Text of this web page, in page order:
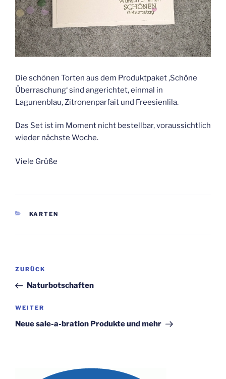
Die schönen Torten aus dem Produktpaket ‚Schöne
Überraschung‘ sind angerichtet, einmal in
Lagunenblau, Zitronenparfait und Freesienlila.
Das Set ist im Moment nicht bestellbar, voraussichtlich
wieder nächste Woche.
Viele Grüße
KATEGORIEN
KARTEN
Beitragsnavigation
Vorheriger
Beitrag
ZURÜCK
Naturbotschaften
Nächster
Beitrag
WEITER
Neue sale-a-bration Produkte und mehr